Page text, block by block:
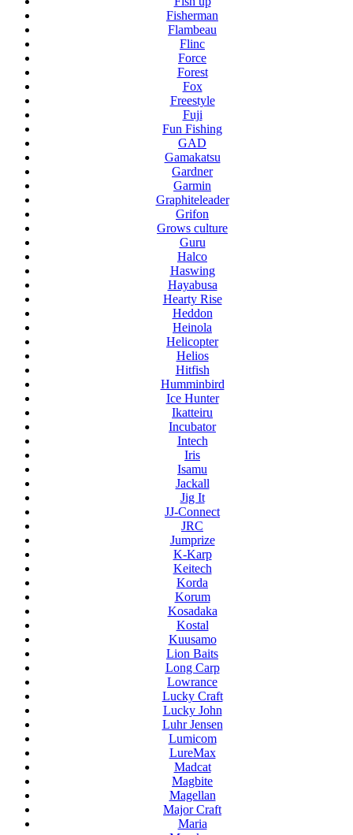
Fisherman
Flambeau
Flinc
Force
Forest
Fox
Freestyle
Fuji
Fun Fishing
GAD
Gamakatsu
Gardner
Garmin
Graphiteleader
Grifon
Grows culture
Guru
Halco
Haswing
Hayabusa
Hearty Rise
Heddon
Heinola
Helicopter
Helios
Hitfish
Humminbird
Ice Hunter
Ikatteiru
Incubator
Intech
Iris
Isamu
Jackall
Jig It
JJ-Connect
JRC
Jumprize
K-Karp
Keitech
Korda
Korum
Kosadaka
Kostal
Kuusamo
Lion Baits
Long Carp
Lowrance
Lucky Craft
Lucky John
Luhr Jensen
Lumicom
LureMax
Madcat
Magbite
Magellan
Major Craft
Maria